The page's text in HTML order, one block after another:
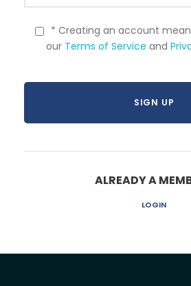
* Creating an account
our Terms of Service and
ALREADY A
LOGIN